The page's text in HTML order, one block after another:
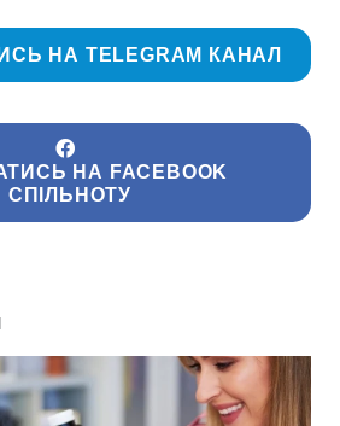
НА TELEGRAM КАНАЛ
НА FACEBOOK
СПІЛЬНОТУ